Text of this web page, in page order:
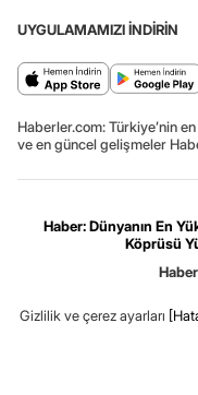
UYGULAMAMIZI İNDİRİN
Haberler.com: Türkiye’nin
ve en güncel gelişmeler
Haber: Dünyanın En
Köprüsü
Haber
Gizlilik ve çerez ayarları